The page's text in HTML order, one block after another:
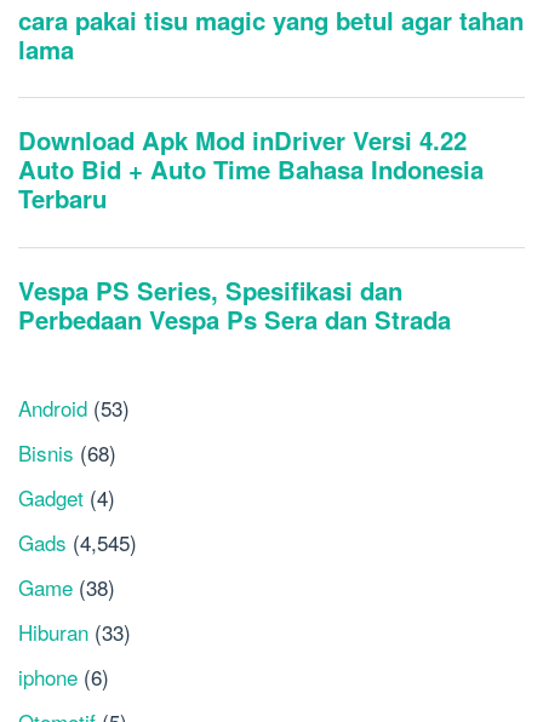
Android (53)
Bisnis (68)
Gadget (4)
Gads (4,545)
Game (38)
Hiburan (33)
iphone (6)